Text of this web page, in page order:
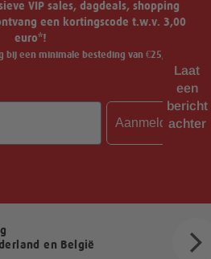
VIP sales, dagdeals, shopping
een kortingscode t.w.v. 3,00
euro*!
bij een minimale besteding van €25,-.
Aanmelden
en België
Laat
een
bericht
achter